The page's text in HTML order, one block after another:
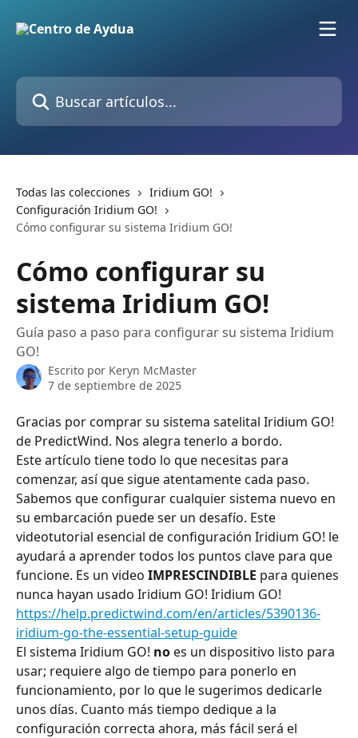
Buscar artículos...
Todas las colecciones
Iridium GO!
Configuración Iridium GO!
Cómo configurar su sistema Iridium GO!
Cómo configurar su
sistema Iridium GO!
Guía paso a paso para configurar su sistema Iridium
GO!
Escrito por Keryn McMaster
7 de septiembre de 2025
Gracias por comprar su sistema satelital Iridium GO!
de PredictWind. Nos alegra tenerlo a bordo.
Este artículo tiene todo lo que necesitas para
comenzar, así que sigue atentamente cada paso.
Sabemos que configurar cualquier sistema nuevo en
su embarcación puede ser un desafío. Este
videotutorial esencial de configuración Iridium GO! le
ayudará a aprender todos los puntos clave para que
funcione. Es un video IMPRESCINDIBLE para quienes
nunca hayan usado Iridium GO! Iridium GO!
https://help.predictwind.com/en/articles/5390136-
iridium-go-the-essential-setup-guide
El sistema Iridium GO! no es un dispositivo listo para
usar; requiere algo de tiempo para ponerlo en
funcionamiento, por lo que le sugerimos dedicarle
unos días. Cuanto más tiempo dedique a la
configuración correcta ahora, más fácil será el